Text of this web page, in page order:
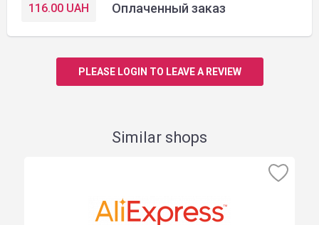
116.00 UAH Оплаченный заказ
PLEASE LOGIN TO LEAVE A REVIEW
Similar shops